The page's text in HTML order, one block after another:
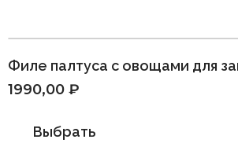
Филе палтуса с овощами для
1990,00 ₽
Выбрать